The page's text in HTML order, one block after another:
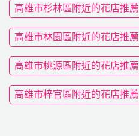
高雄市杉林區附近的花店推薦
高雄市林園區附近的花店推薦
高雄市桃源區附近的花店推薦
高雄市梓官區附近的花店推薦